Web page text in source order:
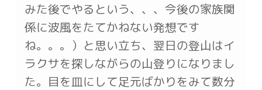
みた後でやるという、、、今後の家族関
係に波風をたてかねない発想です
ね。。。）と思い立ち、翌日の登山はイ
ラクサを探しながらの山登りになりまし
た。目を皿にして足元ばかりをみて数分